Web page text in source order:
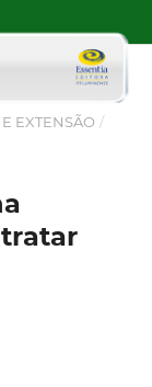
EXTENSÃO /